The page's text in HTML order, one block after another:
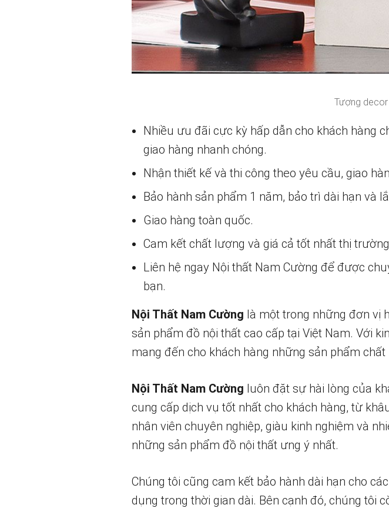
Tượng
Nhiều ưu đãi cực kỳ hấp dẫn cho khách hàng
giao hàng nhanh chóng.
Nhận thiết kế và thi công theo yêu cầu, giao
Bảo hành sản phẩm 1 năm, bảo trì dài hạn và
Giao hàng toàn quốc.
Cam kết chất lượng và giá cả tốt nhất thị trường
Liên hệ ngay Nội thất Nam Cường để được
bạn.
Nội Thất Nam Cường là một trong những đơn vị
sản phẩm đồ nội thất cao cấp tại Việt Nam. Với
mang đến cho khách hàng những sản phẩm
Nội Thất Nam Cường luôn đặt sự hài lòng của
cung cấp dịch vụ tốt nhất cho khách hàng, từ
nhân viên chuyên nghiệp, giàu kinh nghiệm và
những sản phẩm đồ nội thất ưng ý nhất.
Chúng tôi cũng cam kết bảo hành dài hạn cho
dụng trong thời gian dài. Bên cạnh đó, chúng tôi